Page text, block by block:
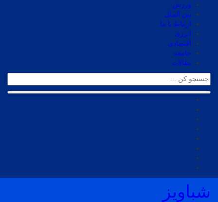
ورزش
بین الملل
ارتباط با ما
انرژی
اقتصادی
جامعه
مقالات
شباویز